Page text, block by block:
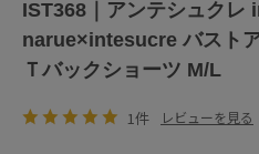
IST368｜アンテシュクレ
narue×intesucre バスト
Ｔバックショーツ M/L
1件 レビューを見る